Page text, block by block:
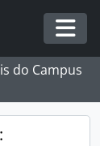
do Campus